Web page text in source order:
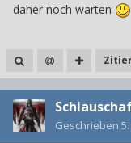
daher noch warten
Geschrieben